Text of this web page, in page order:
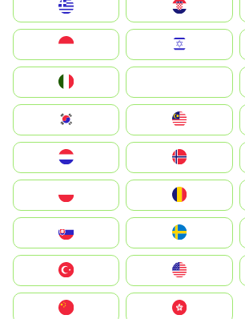
Magyarország
South Korea
United States
中國香港特別行政區